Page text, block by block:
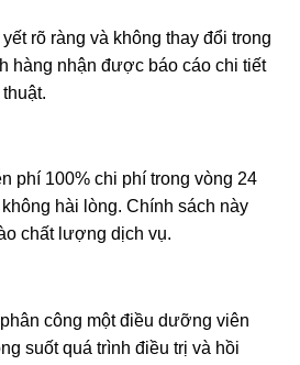
rõ ràng và không thay đổi trong
hàng nhận được báo cáo chi tiết
phí 100% chi phí trong vòng 24
hài lòng. Chính sách này
chất lượng dịch vụ.
công một điều dưỡng viên
suốt quá trình điều trị và hồi